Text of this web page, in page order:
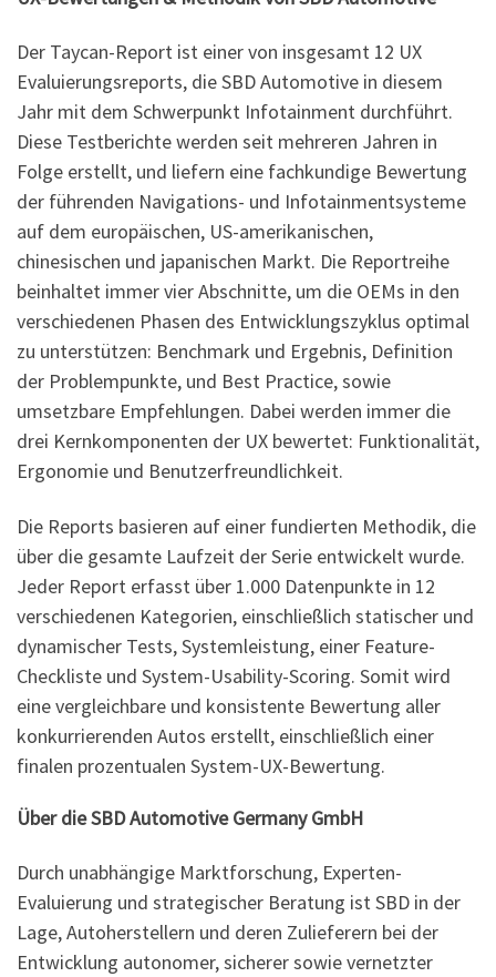
Der Taycan-Report ist einer von insgesamt 12 UX
Evaluierungsreports, die SBD Automotive in diesem
Jahr mit dem Schwerpunkt Infotainment durchführt.
Diese Testberichte werden seit mehreren Jahren in
Folge erstellt, und liefern eine fachkundige Bewertung
der führenden Navigations- und Infotainmentsysteme
auf dem europäischen, US-amerikanischen,
chinesischen und japanischen Markt. Die Reportreihe
beinhaltet immer vier Abschnitte, um die OEMs in den
verschiedenen Phasen des Entwicklungszyklus optimal
zu unterstützen: Benchmark und Ergebnis, Definition
der Problempunkte, und Best Practice, sowie
umsetzbare Empfehlungen. Dabei werden immer die
drei Kernkomponenten der UX bewertet: Funktionalität,
Ergonomie und Benutzerfreundlichkeit.
Die Reports basieren auf einer fundierten Methodik, die
über die gesamte Laufzeit der Serie entwickelt wurde.
Jeder Report erfasst über 1.000 Datenpunkte in 12
verschiedenen Kategorien, einschließlich statischer und
dynamischer Tests, Systemleistung, einer Feature-
Checkliste und System-Usability-Scoring. Somit wird
eine vergleichbare und konsistente Bewertung aller
konkurrierenden Autos erstellt, einschließlich einer
finalen prozentualen System-UX-Bewertung.
Über die SBD Automotive Germany GmbH
Durch unabhängige Marktforschung, Experten-
Evaluierung und strategischer Beratung ist SBD in der
Lage, Autoherstellern und deren Zulieferern bei der
Entwicklung autonomer, sicherer sowie vernetzter